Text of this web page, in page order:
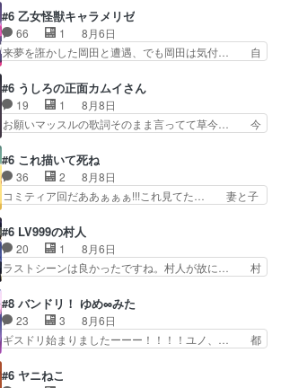
ンゴル政治」国家の表舞台に… 前回のシタラと対
比したおおらかな笑顔が印… 戦争よりも経済の領
域をその視野に入れてい…
のアニメの演出、同じCloverWor… 貞宗の思考を
読み切れなかったのは、経験の… 信濃仮面いった
い誰なんだ！役に立ちたいで… 人形だったり将棋
だったり、諏訪神党の三大… ・これ罠じゃない
意味。特に諏訪の地は山… 薄々思ってたけど実写
パートに対する熱意が… 亜也子ちゃん面白い親父
さんが無事で良かっ…
#6 乙女怪獣キャラメリゼ
66 1
8月6日
来夢を誑かした岡田と遭遇、でも岡田は気付… 自
なからのメイク道具が、らいりーさんを… らいり
ーの影響で理想に向けて努力する黒絵… コングと
ゴ〇ラの怪獣大決戦!?w黒絵の友… らいりーが己
のルッキズムと相対する話とし… らいりーさんが
の小河内ダムに来た黒絵た… ライリーが好きだっ
たクズ男ハルゴンが懲ら… メイクでちょっと勇気
出てる黒絵ちゃん可愛…
#6 うしろの正面カムイさん
19 1
8月8日
お願いマッスルの歌詞そのまま言ってて草今… 今
大量に成仏させた ジェットババアの亜… 1日で
6人は流石絶倫カムイ婆もしっかり抱… 今回は交
通悪霊の除霊ツアー。Aパはいつも… 前半の霊カ
モみたいになってるよねwジェッ… 今回はいつも
んを怪異と見間違え叫んでお… 交通系悪霊除霊ツ
アー編！どっちが悪かよく… よく見ないと気付け
ない2つのエピソードに…
#6 これ描いて死ね
36 2
8月8日
コミティア回だああぁぁぁ!!!これ見てた… 妻と子
らえた最初の一冊お客にプロポーズ… 遅れて5
話，コミティア前哨戦ですが，ここ… 「同情は創
作の敵」いい言葉だ。でも応援す… 東京で開かれ
る即売会に行って自分たちの本… 一冊売る事の苦
けはったねー編集さん。同… 自分の妄想を買って
くれる人がいるというも… 初めて自分の漫画が売
れた時の感動、懐かし…
#6 LV999の村人
20 1
8月6日
ラストシーンは良かったですね。村人が故に… 村
スと10年後に結婚の約束をした鏡ずっ… カジノ
スタッフ募集するも集まらない更に追… 王命でク
ルルの監視をすることになったデビ… 最強の村
人・鏡との出会いで少しは変わった… やはり何か
への恨みは根深そうやね姫を舐… 新キャラが登場
#8 バンドリ！ ゆめ∞みた
23 3
8月6日
ギスドリ始まりましたーーー！！！！ユノ、… 都
復を見守っていかないと、ですね！！み… 開幕聞
#6 ヤニねこ